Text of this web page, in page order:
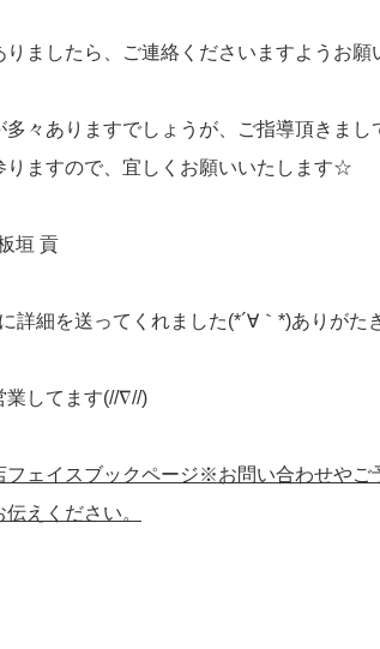
りましたら、ご連絡くださいますようお
多々ありますでしょうが、ご指導頂きま
りますので、宜しくお願いいたします☆
垣 貢
詳細を送ってくれました(*´∀｀*)ありがた
業してます(//∇//)
フェイスブックページ※お問い合わせやご
えください。